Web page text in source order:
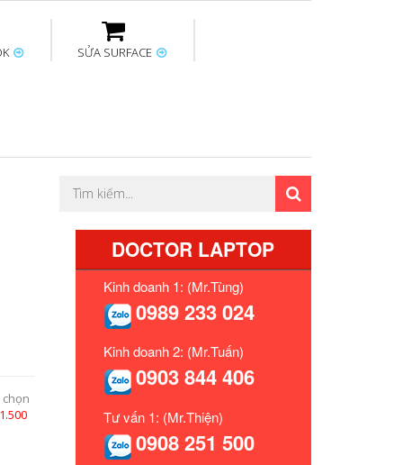
Thay bàn phím
SỬA SURFACE
Thay sạc Surface Sửa Mainboard
chọn
DOCTOR LAPTOP
Kinh doanh 1: (Mr.Tùng)
0989 233 024
Kinh doanh 2: (Mr.Tuấn)
0903 844 406
Tư vấn 1: (Mr.Thiện)
0908 251 500